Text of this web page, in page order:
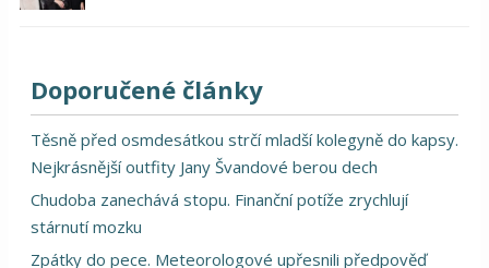
Doporučené články
Těsně před osmdesátkou strčí mladší kolegyně do kapsy.
Nejkrásnější outfity Jany Švandové berou dech
Chudoba zanechává stopu. Finanční potíže zrychlují
stárnutí mozku
Zpátky do pece. Meteorologové upřesnili předpověď